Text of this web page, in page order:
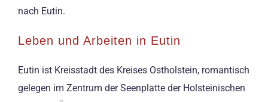
nach Eutin.
Leben und Arbeiten in Eutin
Eutin ist Kreisstadt des Kreises Ostholstein, romantisch
gelegen im Zentrum der Seenplatte der Holsteinischen